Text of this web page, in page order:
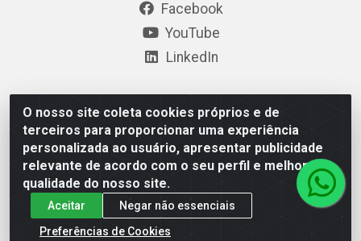
O nosso site coleta cookies próprios e de
terceiros para proporcionar uma experiência
personalizada ao usuário, apresentar publicidade
relevante de acordo com o seu perfil e melhorar a
qualidade do nosso site.
Aceitar
Negar não essenciais
Preferências de Cookies
Facebook
YouTube
LinkedIn
Polimold Industrial Ltda - Estrada dos Casa, 4585 – São
Bernardo do Campo / SP – CEP: 09.840-000 - CNPJ
44.106.466/0001-41